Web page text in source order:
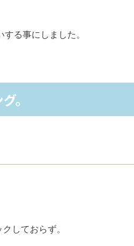
る事にしました。
。
しておらず。